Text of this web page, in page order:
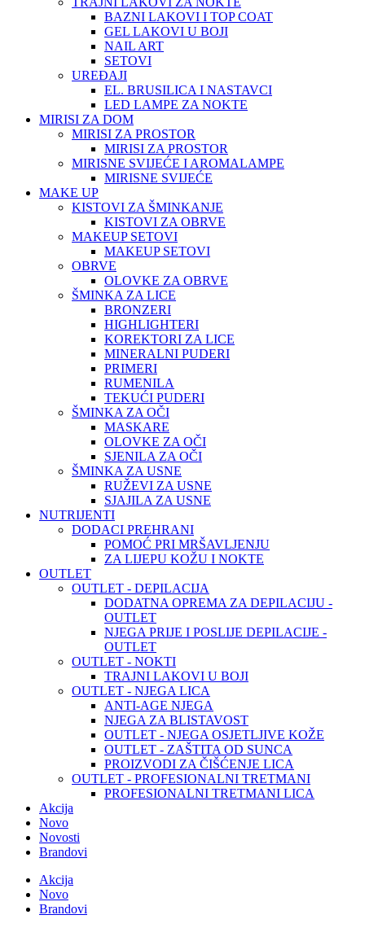
BAZNI LAKOVI I TOP COAT
GEL LAKOVI U BOJI
NAIL ART
SETOVI
UREĐAJI
EL. BRUSILICA I NASTAVCI
LED LAMPE ZA NOKTE
MIRISI ZA DOM
MIRISI ZA PROSTOR
MIRISI ZA PROSTOR
MIRISNE SVIJEĆE I AROMALAMPE
MIRISNE SVIJEĆE
MAKE UP
KISTOVI ZA ŠMINKANJE
KISTOVI ZA OBRVE
MAKEUP SETOVI
MAKEUP SETOVI
OBRVE
OLOVKE ZA OBRVE
ŠMINKA ZA LICE
BRONZERI
HIGHLIGHTERI
KOREKTORI ZA LICE
MINERALNI PUDERI
PRIMERI
RUMENILA
TEKUĆI PUDERI
ŠMINKA ZA OČI
MASKARE
OLOVKE ZA OČI
SJENILA ZA OČI
ŠMINKA ZA USNE
RUŽEVI ZA USNE
SJAJILA ZA USNE
NUTRIJENTI
DODACI PREHRANI
POMOĆ PRI MRŠAVLJENJU
ZA LIJEPU KOŽU I NOKTE
OUTLET
OUTLET - DEPILACIJA
DODATNA OPREMA ZA DEPILACIJU -
OUTLET
NJEGA PRIJE I POSLIJE DEPILACIJE -
OUTLET
OUTLET - NOKTI
TRAJNI LAKOVI U BOJI
OUTLET - NJEGA LICA
ANTI-AGE NJEGA
NJEGA ZA BLISTAVOST
OUTLET - NJEGA OSJETLJIVE KOŽE
OUTLET - ZAŠTITA OD SUNCA
PROIZVODI ZA ČIŠĆENJE LICA
OUTLET - PROFESIONALNI TRETMANI
PROFESIONALNI TRETMANI LICA
Akcija
Novo
Novosti
Brandovi
Akcija
Novo
Brandovi